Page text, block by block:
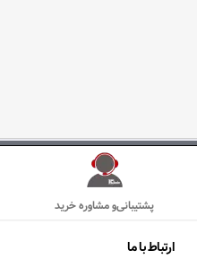
پشتیبانی‌و مشاوره خرید
ارتباط با ما